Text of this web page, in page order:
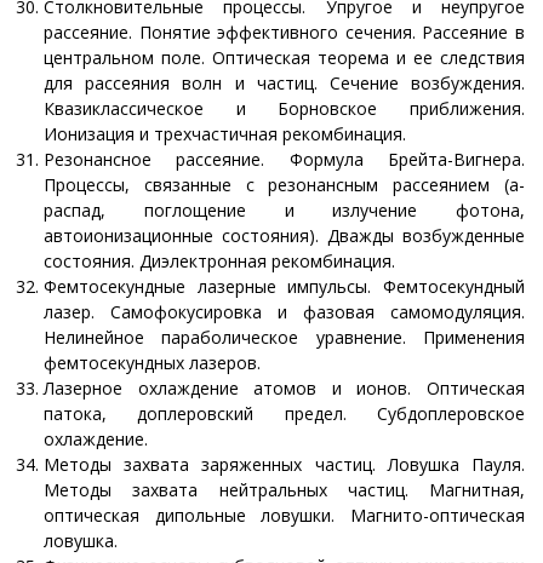
Столкновительные процессы. Упругое и неупругое
рассеяние. Понятие эффективного сечения. Рассеяние в
центральном поле. Оптическая теорема и ее следствия
для рассеяния волн и частиц. Сечение возбуждения.
Квазиклассическое и Борновское приближения.
Ионизация и трехчастичная рекомбинация.
Резонансное рассеяние. Формула Брейта-Вигнера.
Процессы, связанные с резонансным рассеянием (a-
распад, поглощение и излучение фотона,
автоионизационные состояния). Дважды возбужденные
состояния. Диэлектронная рекомбинация.
Фемтосекундные лазерные импульсы. Фемтосекундный
лазер. Самофокусировка и фазовая самомодуляция.
Нелинейное параболическое уравнение. Применения
фемтосекундных лазеров.
Лазерное охлаждение атомов и ионов. Оптическая
патока, доплеровский предел. Субдоплеровское
охлаждение.
Методы захвата заряженных частиц. Ловушка Пауля.
Методы захвата нейтральных частиц. Магнитная,
оптическая дипольные ловушки. Магнито-оптическая
ловушка.